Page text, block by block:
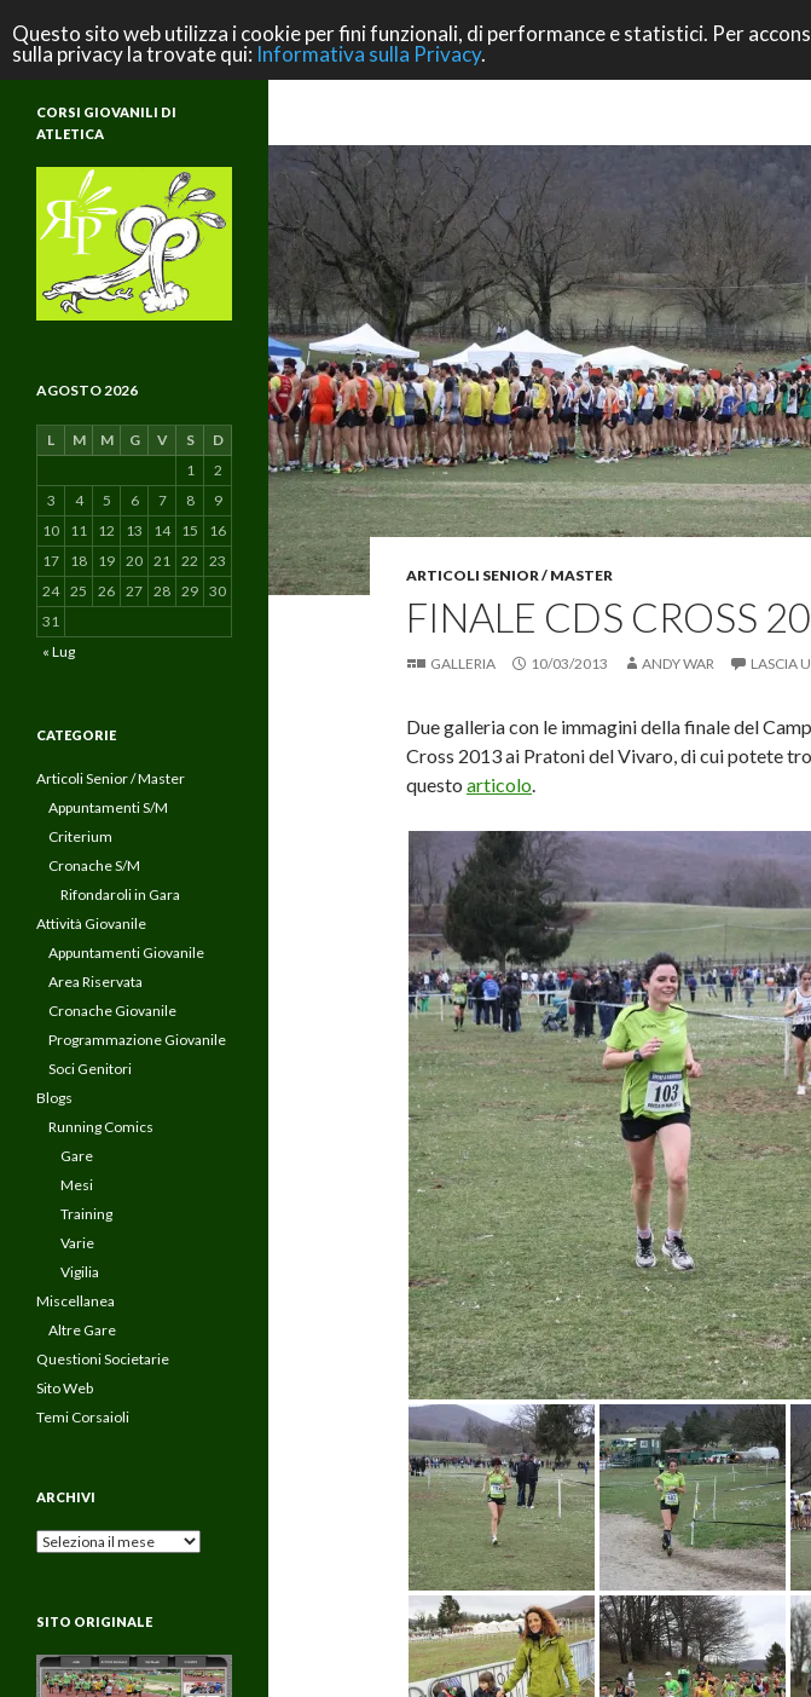
ASD Rifondazione Podistica
ARTICOLI SENIOR / MASTER
FINALE CDS CROSS
GALLERIA 10/03/2013 ANDY WAR LASCIA
Due galleria con le immagini della finale del
Cross 2013 ai Pratoni del Vivaro, di cui potete
questo articolo.
Scuola di Atletica e di Vita
CORSI GIOVANILI DI
ATLETICA
AGOSTO 2026
L M M G V S
D
1
2
3
4 5 6 7 8
9
10
11 12 13 14 15
16
17
18 19 20 21 22
23
24 25 26 27 28 29 30
31
« Lug
CATEGORIE
Articoli Senior / Master
Appuntamenti S/M
Criterium
Cronache S/M
Rifondaroli in Gara
Attività Giovanile
Appuntamenti Giovanile
Area Riservata
Cronache Giovanile
Programmazione Giovanile
Soci Genitori
Blogs
Running Comics
Gare
Mesi
Training
Varie
Vigilia
Miscellanea
Altre Gare
Questioni Societarie
Sito Web
Temi Corsaioli
ARCHIVI
Archivi
SITO ORIGINALE
Questo sito web utilizza i cookie per fini funzionali, di performance e statistici. Per
sulla privacy la trovate qui: Informativa sulla Privacy.